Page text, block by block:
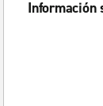
Información